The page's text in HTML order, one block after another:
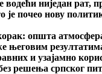
ниједан рат,
је почео нову
општа
његовим
и узајамно
решења српског